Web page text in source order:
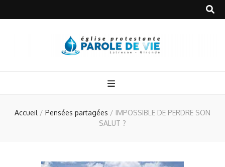
Accueil / Pensées partagées / IMPOSSIBLE DE PERDRE SON
SALUT ?